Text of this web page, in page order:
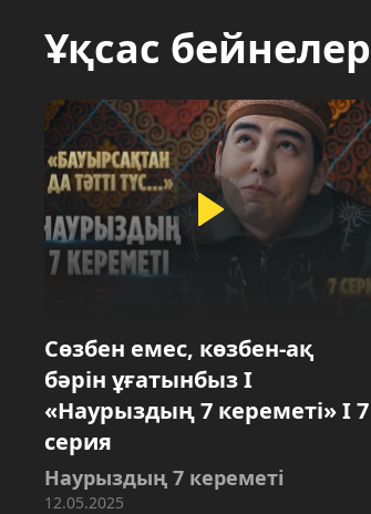
Ұқсас бейнелер
Сөзбен емес, көзбен-ақ
бәрін ұғатынбыз І
«Наурыздың 7 кереметі» І 7
серия
Наурыздың 7 кереметі
12.05.2025